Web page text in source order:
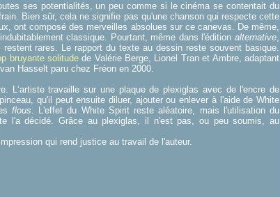
ses potentialités, un peu comme si le cinéma se contentait du
Bien sûr, cela ne signifie pas qu'une chanson qui respecte cette
ont composé des merveilles absolues sur ce canevas. De même,
classique. Pourtant, même dans l'édition alternative,
restent rares. Le rapport du texte au dessin reste souvent basique.
bruyante solitudede Valérie Berge, Lionel Tran et Ambre, adaptant
Hasselt paru chez Fréon en 2000.
L‘artiste travaille sur une plaque de plexiglas avec de l'encre de
qu'il peut ensuite diluer, ajouter ou enlever à l'aide de White
flous. L'effet du White Spirit reste aléatoire, mais l'utilisation du
l'a décidé. Grâce au plexiglas, il n'est pas, ou peu soumis, au
qui rend justice au travail de l'auteur.